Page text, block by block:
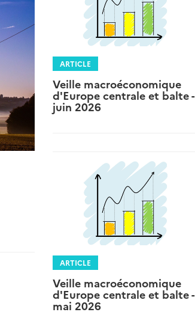
ARTICLE
Veille macroéconomique
d'Europe centrale et balte -
juin 2026
ARTICLE
Veille macroéconomique
d'Europe centrale et balte -
mai 2026